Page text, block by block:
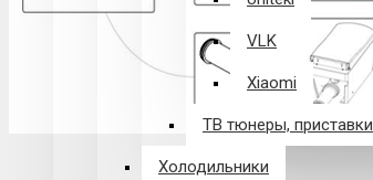
VLK
Xiaomi
ТВ тюнеры, приставки
Холодильники